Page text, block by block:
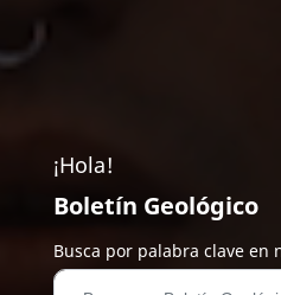
¡Hola!
Boletín Geológico
Busca por palabra clave en